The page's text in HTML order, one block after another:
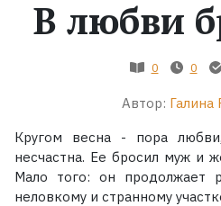
Экранизации
В любви
0 0
Автор: Галина
Кругом весна - пора
несчастна. Ее бросил муж и
Мало того: он продолжает
неловкому и странному